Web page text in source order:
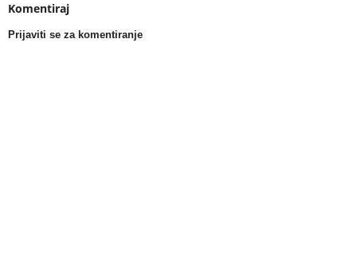
Komentiraj
Prijaviti se za komentiranje